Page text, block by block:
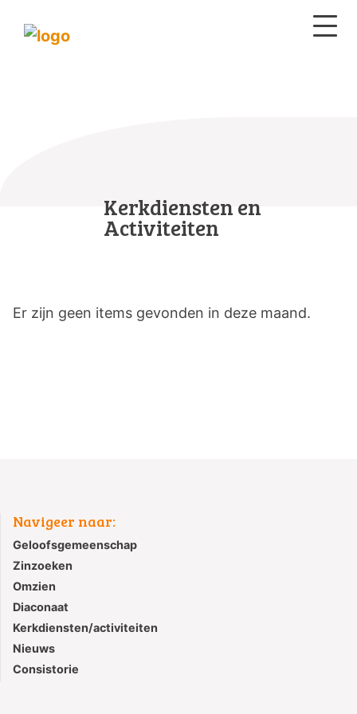
Kerkdiensten en
Activiteiten
Er zijn geen items gevonden in deze maand.
Navigeer naar:
Geloofsgemeenschap
Zinzoeken
Omzien
Diaconaat
Kerkdiensten/activiteiten
Nieuws
Consistorie